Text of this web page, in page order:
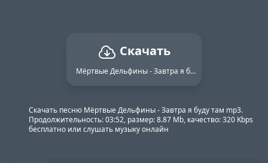
Скачать
Мёртвые Дельфины - Завтра я буду там
Скачать песню Мёртвые Дельфины - Завтра я буду там mp3.
Продолжительность: 03:52, размер: 8.87 Mb, качество: 320 Kbps
бесплатно или слушать музыку онлайн